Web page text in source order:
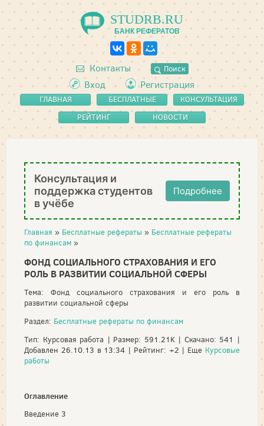
STUDRB.RU
БАНК РЕФЕРАТОВ
Контакты Поиск
Вход Регистрация
ГЛАВНАЯ
БЕСПЛАТНЫЕ
РЕФЕРАТЫ
КОНСУЛЬТАЦИЯ
РЕЙТИНГ
НОВОСТИ
Консультация и
поддержка студентов
в учёбе
Подробнее
Главная » Бесплатные рефераты » Бесплатные рефераты
по финансам »
ФОНД СОЦИАЛЬНОГО СТРАХОВАНИЯ И ЕГО
РОЛЬ В РАЗВИТИИ СОЦИАЛЬНОЙ СФЕРЫ
Тема: Фонд социального страхования и его роль в
развитии социальной сферы
Раздел: Бесплатные рефераты по финансам
Тип: Курсовая работа | Размер: 591.21K | Скачано: 541 |
Добавлен 26.10.13 в 13:34 | Рейтинг: +2 | Еще Курсовые
работы
Оглавление
Введение 3